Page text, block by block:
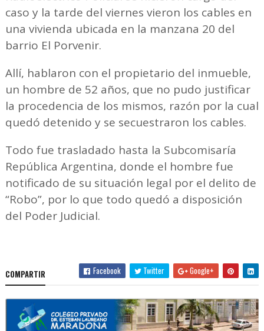
caso y la tarde del viernes vieron los cables en
una vivienda ubicada en la manzana 20 del
barrio El Porvenir.
Allí, hablaron con el propietario del inmueble,
un hombre de 52 años, que no pudo justificar
la procedencia de los mismos, razón por la cual
quedó detenido y se secuestraron los cables.
Todo fue trasladado hasta la Subcomisaría
República Argentina, donde el hombre fue
notificado de su situación legal por el delito de
“Robo”, por lo que todo quedó a disposición
del Poder Judicial.
COMPARTIR Facebook Twitter Google+